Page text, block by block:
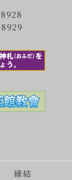
縁結